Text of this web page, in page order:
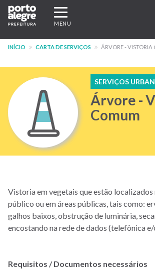
Pular
para
conteúdo
Expandir/recolher
navegação
MENU
INÍCIO CARTA DE SERVIÇOS ÁRVORE - VISTORIA
SERVIÇOS
Árvore -
Comum
Vistoria em vegetais que estão localizados
público ou em áreas públicas, tais como:
galhos baixos, obstrução de luminária,
encostando na rede de dados (telefônica
Requisitos / Documentos necessários